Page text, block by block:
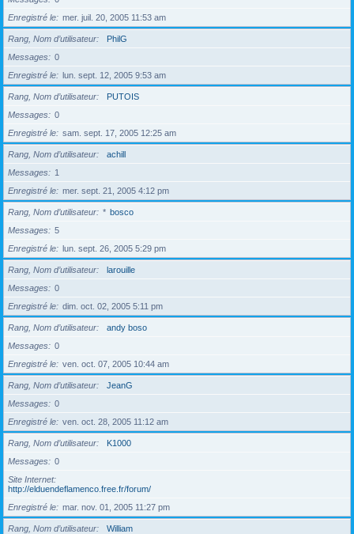
Enregistré le
mer. juil. 20, 2005 11:53 am
Rang, Nom d’utilisateur
PhilG
Messages
0
Enregistré le
lun. sept. 12, 2005 9:53 am
Rang, Nom d’utilisateur
PUTOIS
Messages
0
Enregistré le
sam. sept. 17, 2005 12:25 am
Rang, Nom d’utilisateur
achill
Messages
1
Enregistré le
mer. sept. 21, 2005 4:12 pm
Rang, Nom d’utilisateur * bosco
Messages
5
Enregistré le
lun. sept. 26, 2005 5:29 pm
Rang, Nom d’utilisateur
larouille
Messages
0
Enregistré le
dim. oct. 02, 2005 5:11 pm
Rang, Nom d’utilisateur
andy boso
Messages
0
Enregistré le
ven. oct. 07, 2005 10:44 am
Rang, Nom d’utilisateur
JeanG
Messages
0
Enregistré le
ven. oct. 28, 2005 11:12 am
Rang, Nom d’utilisateur
K1000
Messages
0
Site Internet
http://elduendeflamenco.free.fr/forum/
Enregistré le
mar. nov. 01, 2005 11:27 pm
Rang, Nom d’utilisateur
William